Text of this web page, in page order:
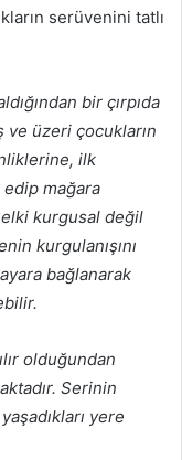
serüvenini tatlı
bir çırpıda
üzeri çocukların
ilk
mağara
kurgusal değil
kurgulanışını
bağlanarak
olduğundan
Serinin
yere